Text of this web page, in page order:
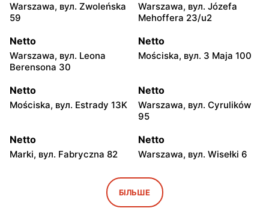
Warszawa, вул. Zwoleńska
59
Warszawa, вул. Józefa
Mehoffera 23/u2
Netto
Warszawa, вул. Leona
Berensona 30
Netto
Mościska, вул. 3 Maja 100
Netto
Mościska, вул. Estrady 13K
Netto
Warszawa, вул. Cyrulików
95
Netto
Marki, вул. Fabryczna 82
Netto
Warszawa, вул. Wisełki 6
Netto
Warszawa, вул. Wał
Miedzeszyński 69
БІЛЬШЕ